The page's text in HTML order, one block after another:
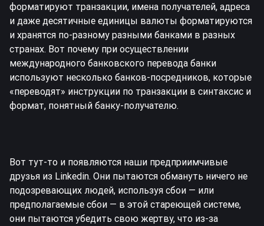
форматируют транзакции, имена получателей, адреса
и даже десятичные единицы валюты форматируются
и хранятся по-разному разными банками в разных
странах. Вот почему при осуществлении
международного банковского перевода банки
используют несколько банков-посредников, которые
«переводят» инструкции по транзакции в синтаксис и
формат, понятный банку-получателю.
Вот тут-то и появляются наши предприимчивые
друзья из Linkedin. Они пытаются обмануть ничего не
подозревающих людей, используя сбои — или
предполагаемые сбои — в этой стареющей системе,
они пытаются убедить свою жертву, что из-за